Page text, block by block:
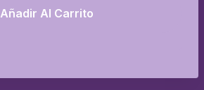
Añadir Al Carrito